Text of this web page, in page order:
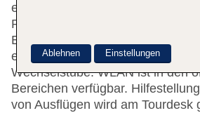
erreichbar sind. Das freundliche
Rezeption ist gerne bei allen
Einrichtung des Hauses umfasst
eine Gepäckaufbewahrung,
Wechselstube. WLAN ist in den
Bereichen verfügbar.
von Ausflügen wird am Tourdesk
Ablehnen Einstellungen